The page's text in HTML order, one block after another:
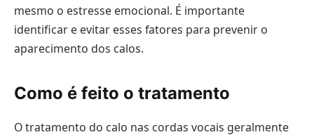
mesmo o estresse emocional. É importante
identificar e evitar esses fatores para prevenir o
aparecimento dos calos.
Como é feito o tratamento
O tratamento do calo nas cordas vocais geralmente